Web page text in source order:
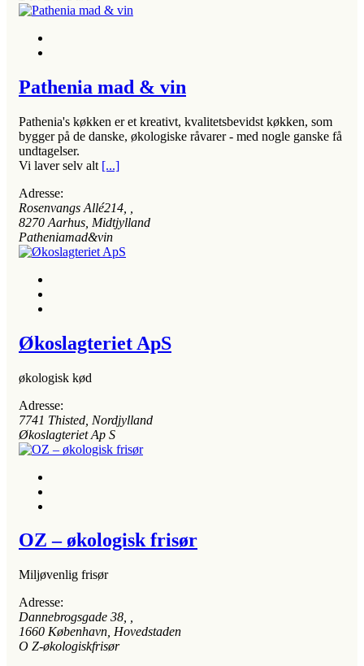
Pathenia mad & vin
Pathenia's køkken er et kreativt, kvalitetsbevidst køkken, som
bygger på de danske, økologiske råvarer - med nogle ganske få
undtagelser.
Vi laver selv alt [...]
Adresse:
Rosenvangs Allé214
8270 Aarhus, Midtjylland
Patheniamad&vin
Økoslagteriet ApS
økologisk kød
Adresse:
7741 Thisted, Nordjylland
Økoslagteriet Ap S
OZ – økologisk frisør
Miljøvenlig frisør
Adresse:
Dannebrogsgade 38
1660 København, Hovedstaden
O Z-økologiskfrisør